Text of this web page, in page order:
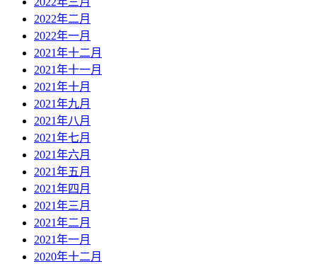
2022年二月
2022年一月
2021年十二月
2021年十一月
2021年十月
2021年九月
2021年八月
2021年七月
2021年六月
2021年五月
2021年四月
2021年三月
2021年二月
2021年一月
2020年十二月